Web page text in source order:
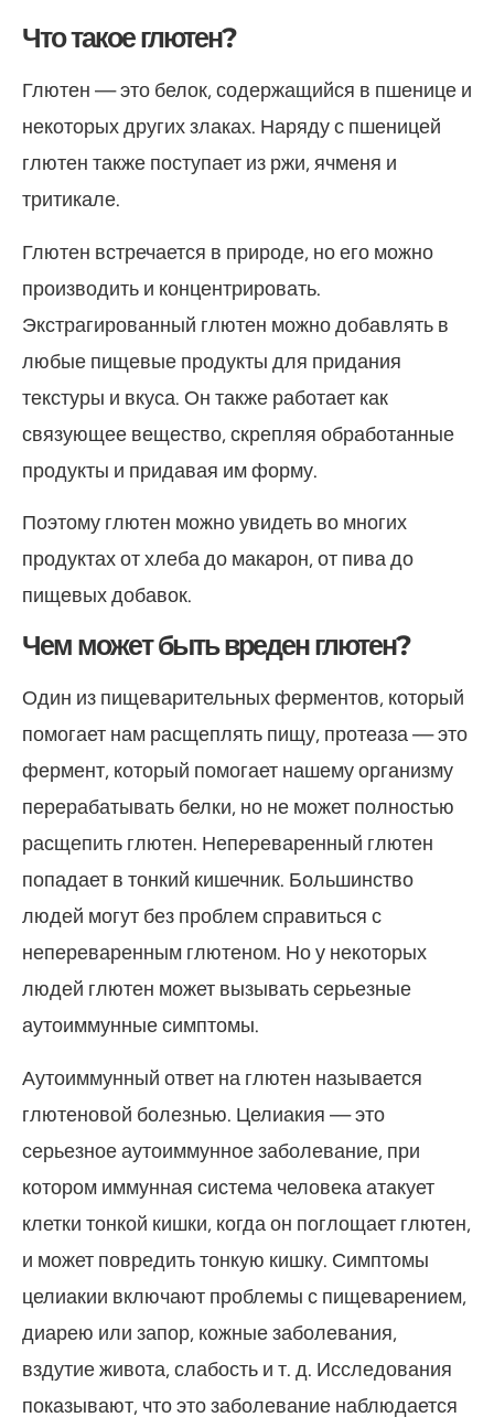
Что такое глютен?
Глютен — это белок, содержащийся в пшенице и
некоторых других злаках. Наряду с пшеницей
глютен также поступает из ржи, ячменя и
тритикале.
Глютен встречается в природе, но его можно
производить и концентрировать.
Экстрагированный глютен можно добавлять в
любые пищевые продукты для придания
текстуры и вкуса. Он также работает как
связующее вещество, скрепляя обработанные
продукты и придавая им форму.
Поэтому глютен можно увидеть во многих
продуктах от хлеба до макарон, от пива до
пищевых добавок.
Чем может быть вреден глютен?
Один из пищеварительных ферментов, который
помогает нам расщеплять пищу, протеаза — это
фермент, который помогает нашему организму
перерабатывать белки, но не может полностью
расщепить глютен. Непереваренный глютен
попадает в тонкий кишечник. Большинство
людей могут без проблем справиться с
непереваренным глютеном. Но у некоторых
людей глютен может вызывать серьезные
аутоиммунные симптомы.
Аутоиммунный ответ на глютен называется
глютеновой болезнью. Целиакия — это
серьезное аутоиммунное заболевание, при
котором иммунная система человека атакует
клетки тонкой кишки, когда он поглощает глютен,
и может повредить тонкую кишку. Симптомы
целиакии включают проблемы с пищеварением,
диарею или запор, кожные заболевания,
вздутие живота, слабость и т. д. Исследования
показывают, что это заболевание наблюдается